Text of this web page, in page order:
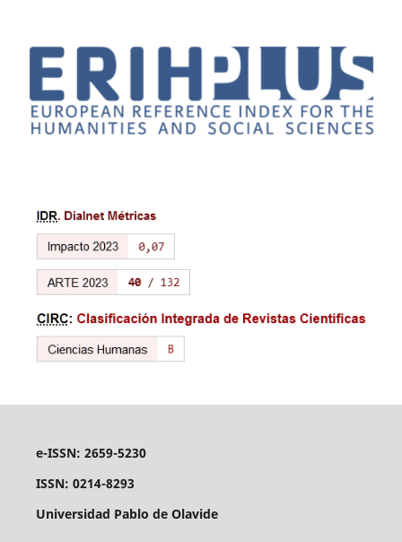
e-ISSN: 2659-5230
ISSN: 0214-8293
Universidad Pablo de Olavide